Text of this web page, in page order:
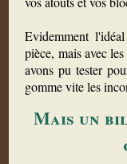
Evidemment
pièce, mais avec
avons pu tester
gomme vite les
Mais un